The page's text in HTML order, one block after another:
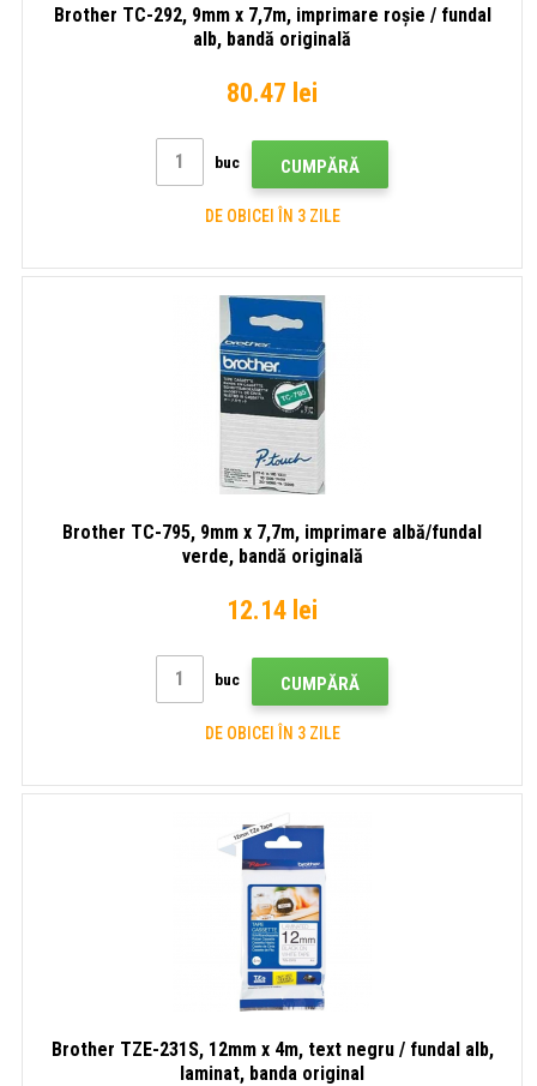
Brother TC-292, 9mm x 7,7m, imprimare roșie / fundal
alb, bandă originală
80.47 lei
buc CUMPĂRĂ
DE OBICEI ÎN 3 ZILE
Brother TC-795, 9mm x 7,7m, imprimare albă/fundal
verde, bandă originală
12.14 lei
buc CUMPĂRĂ
DE OBICEI ÎN 3 ZILE
Brother TZE-231S, 12mm x 4m, text negru / fundal alb,
laminat, banda original